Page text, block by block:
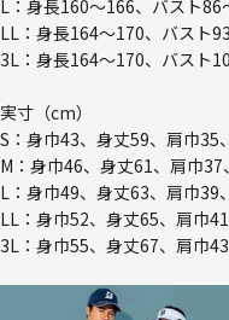
L：身長160～166、バスト86
LL：身長164～170、バスト
3L：身長164～170、バスト
実寸（cm）
S：身巾43、身丈59、肩巾35
M：身巾46、身丈61、肩巾37
L：身巾49、身丈63、肩巾39
LL：身巾52、身丈65、肩巾
3L：身巾55、身丈67、肩巾